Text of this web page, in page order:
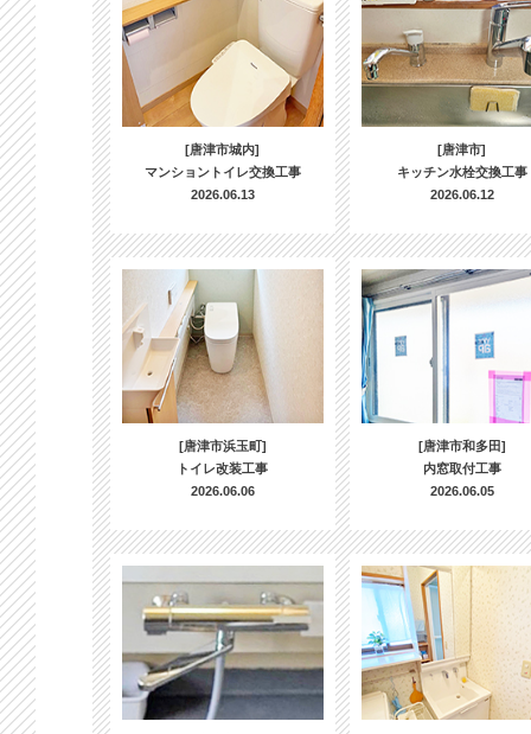
[唐津市城内]
マンショントイレ交換工事
2026.06.13
[唐津市]
キッチン水栓交換工事
2026.06.12
[唐津市浜玉町]
トイレ改装工事
2026.06.06
[唐津市和多田]
内窓取付工事
2026.06.05